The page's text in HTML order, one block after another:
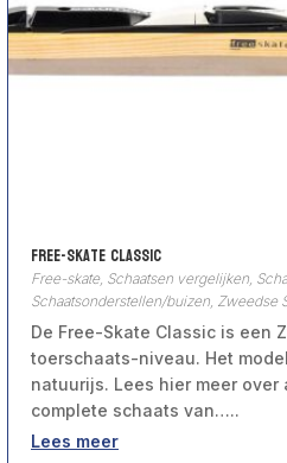
Free-Skate Classic
Free-skate, Schaatsen vergelijken
Schaatsonderstellen/buizen Zweedse
De Free-Skate Classic is een
toerschaats-niveau. Het
natuurijs. Lees hier meer
complete schaats van…..
Lees meer